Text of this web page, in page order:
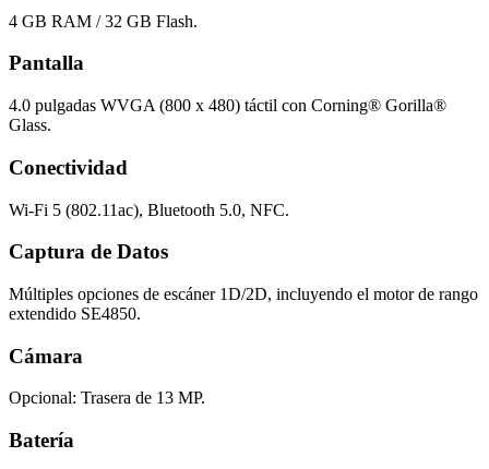
4 GB RAM / 32 GB Flash.
Pantalla
4.0 pulgadas WVGA (800 x 480) táctil con Corning® Gorilla®
Glass.
Conectividad
Wi-Fi 5 (802.11ac), Bluetooth 5.0, NFC.
Captura de Datos
Múltiples opciones de escáner 1D/2D, incluyendo el motor de rango
extendido SE4850.
Cámara
Opcional: Trasera de 13 MP.
Batería